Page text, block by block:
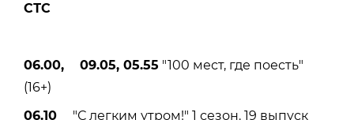
СТС
06.00, 09.05, 05.55 "100 мест, где поесть"
(16+)
06.10 "С легким утром!" 1 сезон. 19 выпуск